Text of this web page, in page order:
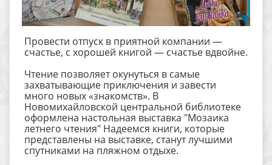
Провести отпуск в приятной компании —
счастье, с хорошей книгой — счастье вдвойне.
Чтение позволяет окунуться в самые
захватывающие приключения и завести
много новых «знакомств». В
Новомихайловской центральной библиотеке
оформлена настольная выставка "Мозаика
летнего чтения" Надеемся книги, которые
представлены на выставке, станут лучшими
спутниками на пляжном отдыхе.